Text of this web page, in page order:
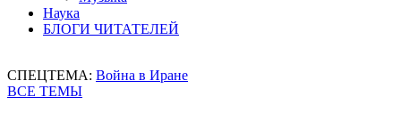
Наука
БЛОГИ ЧИТАТЕЛЕЙ
СПЕЦТЕМА: Война в Иране
ВСЕ ТЕМЫ